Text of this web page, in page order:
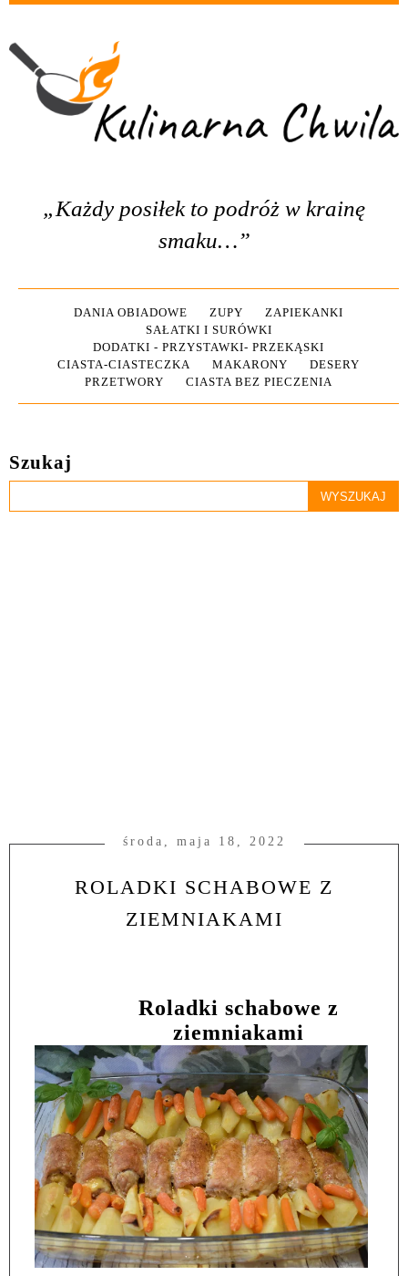
„Każdy posiłek to podróż w krainę
smaku…”
DANIA OBIADOWE ZUPY
ZAPIEKANKI
SAŁATKI I SURÓWKI
DODATKI - PRZYSTAWKI- PRZEKĄSKI
CIASTA-CIASTECZKA
MAKARONY
DESERY
PRZETWORY
CIASTA BEZ PIECZENIA
Szukaj
środa, maja 18, 2022
ROLADKI SCHABOWE Z
ZIEMNIAKAMI
Roladki schabowe z
ziemniakami